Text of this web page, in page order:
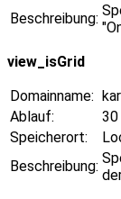
Beschreibung:
view_isGrid
Domainname:
Ablauf:
30
Speicherort:
Beschreibung: